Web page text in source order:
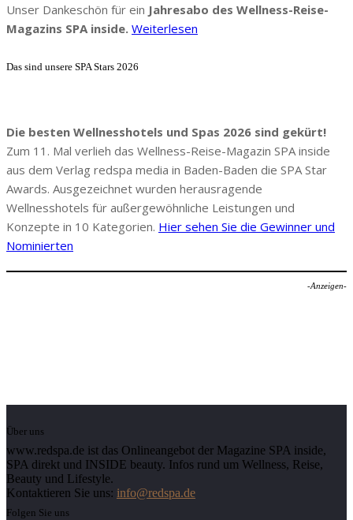
Unser Dankeschön für ein Jahresabo des Wellness-Reise-
Magazins SPA inside. Weiterlesen
Das sind unsere SPA Stars 2026
Die besten Wellnesshotels und Spas 2026 sind gekürt!
Zum 11. Mal verlieh das Wellness-Reise-Magazin SPA inside
aus dem Verlag redspa media in Baden-Baden die SPA Star
Awards. Ausgezeichnet wurden herausragende
Wellnesshotels für außergewöhnliche Leistungen und
Konzepte in 10 Kategorien. Hier sehen Sie die Gewinner und
Nominierten
-Anzeigen-
Über uns
www.redspa.de ist das Onlineangebot der Magazine SPA inside,
SPA direkt und INSIDE beauty. Infos rund um Wellness, Reise,
Beauty und Lifestyle.
Kontaktieren Sie uns: info@redspa.de
Folgen Sie uns